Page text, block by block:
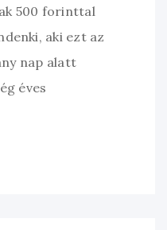
500 forinttal
aki ezt az
nap alatt
éves